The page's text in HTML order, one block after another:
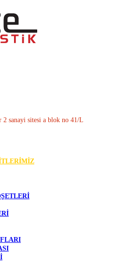
2 sanayi sitesi a blok no 41/L